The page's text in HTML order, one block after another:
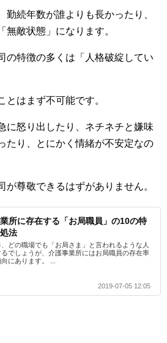
勤続年数が誰よりも長かったり、
無敵状態」になります。
の特徴の多くは「人格破綻してい
とはまず不可能です。
に怒り出したり、ネチネチと嫌味
たり、とにかく情緒が不安定なの
が尊敬できるはずがありません。
所に存在する「お局職員」の10の特
法
、どの職場でも「お局さま」と言われるような人
でしょうが、介護事業所にはお局職員の存在率
にあります。 ...
2019-07-05 12:05